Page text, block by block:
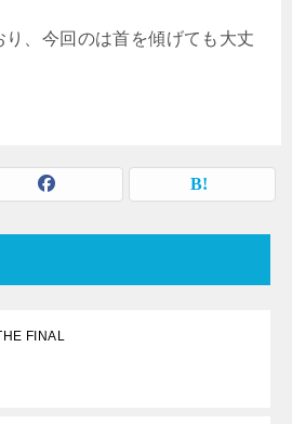
、今回のは首を傾げても大丈
FINAL